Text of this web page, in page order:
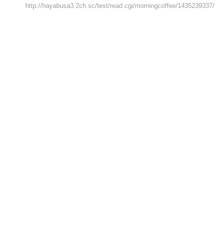
http://hayabusa3.2ch.sc/test/read.cgi/morningcoffee/1435239337/